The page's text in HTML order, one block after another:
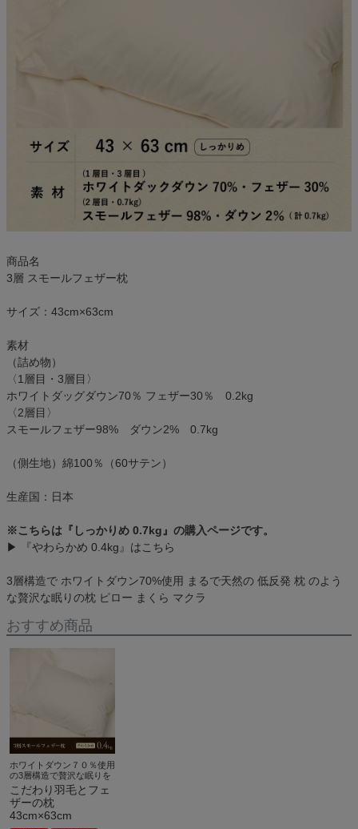
商品名
3層 スモールフェザー枕
サイズ：43cm×63cm
素材
（詰め物）
〈1層目・3層目〉
ホワイトダッグダウン70％ フェザー30％ 0.2kg
〈2層目〉
スモールフェザー98% ダウン2% 0.7kg
（側生地）綿100％（60サテン）
生産国：日本
※こちらは『しっかりめ 0.7kg』の購入ページです。
▶ 『やわらかめ 0.4kg』はこちら
3層構造で ホワイトダウン70%使用 まるで天然の 低反発 枕 のよう
な贅沢な眠りの枕 ピロー まくら マクラ
おすすめ商品
ホワイトダウン７０％使用
の3層構造で贅沢な眠りを
こだわり羽毛とフェ
ザーの枕
43cm×63cm